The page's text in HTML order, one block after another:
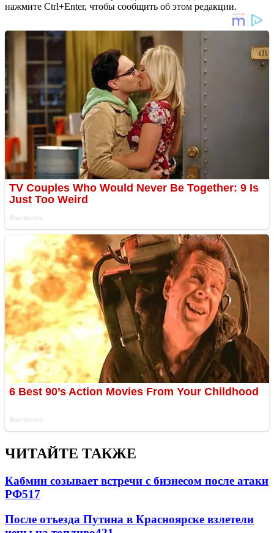
нажмите Ctrl+Enter, чтобы сообщить об этом редакции.
ЧИТАЙТЕ ТАКЖЕ
Кабмин созывает встречи с бизнесом после атаки
РФ517
После отъезда Путина в Красноярске взлетели